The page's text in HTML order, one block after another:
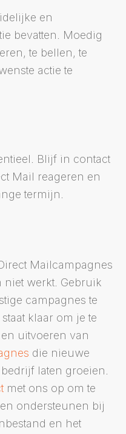
en
bevatten. Moedig
te bellen, te
actie te
Blijf in contact
Mail reageren en
termijn.
Mailcampagnes
niet werkt. Gebruik
campagnes te
klaar om je te
uitvoeren van
die nieuwe
laten groeien.
met ons op om te
ondersteunen bij
en het